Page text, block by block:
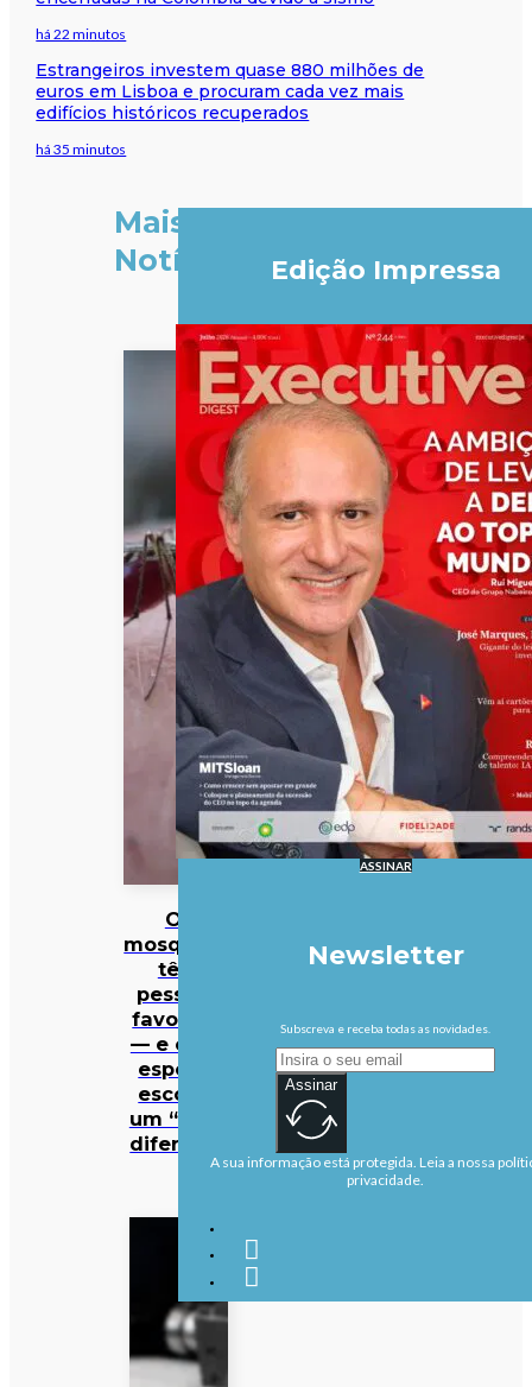
há 22 minutos
Estrangeiros investem quase 880 milhões de
euros em Lisboa e procuram cada vez mais
edifícios históricos recuperados
há 35 minutos
Mais
Notícias
Os
mosquitos
têm
pessoas
favoritas
— e cada
espécie
escolhe
um “tipo”
diferente
Edição Impressa
ASSINAR
Newsletter
Subscreva e receba todas as novidades.
Assinar
A sua informação está protegida. Leia a nossa
privacidade.